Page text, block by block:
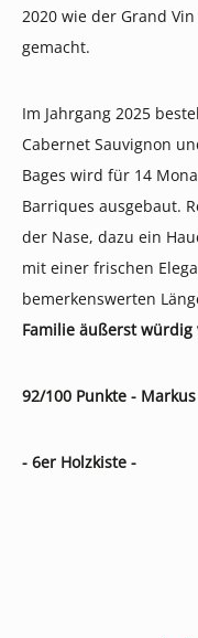
2020 wie der Grand
gemacht.
Im Jahrgang 2025
Cabernet Sauvignon
Bages wird für 14
Barriques ausgebaut.
der Nase, dazu ein
mit einer frischen
bemerkenswerten
Familie äußerst
92/100 Punkte -
- 6er Holzkiste -